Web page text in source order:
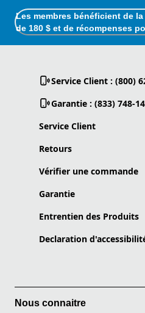
Les membres bénéficient de
de 180 $ et de récompenses
Service Client : (800)
Garantie : (833) 748-
Service Client
Retours
Vérifier une commande
Garantie
Entrentien des Produits
Declaration
Nous connaitre